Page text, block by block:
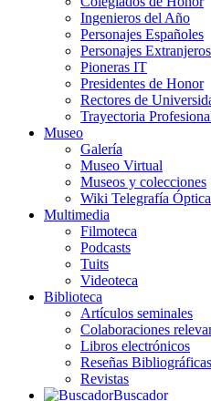
Ingenieros del Año
Personajes Españoles
Personajes Extranjeros
Pioneras IT
Presidentes de Honor
Rectores de
Trayectoria
Museo
Galería
Museo Virtual
Museos y colecciones
Wiki Telegrafía Óptica
Multimedia
Filmoteca
Podcasts
Tuits
Videoteca
Biblioteca
Artículos seminales
Colaboraciones
Libros electrónicos
Reseñas Bibliográficas
Revistas
Buscador